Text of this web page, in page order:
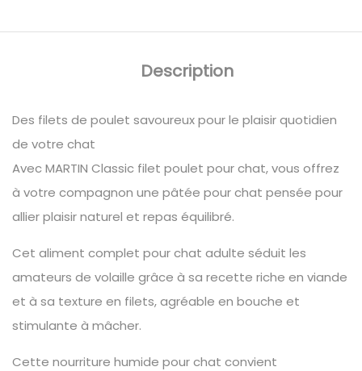
Description
Des filets de poulet savoureux pour le plaisir quotidien
de votre chat
Avec MARTIN Classic filet poulet pour chat, vous offrez
à votre compagnon une pâtée pour chat pensée pour
allier plaisir naturel et repas équilibré.
Cet aliment complet pour chat adulte séduit les
amateurs de volaille grâce à sa recette riche en viande
et à sa texture en filets, agréable en bouche et
stimulante à mâcher.
Cette nourriture humide pour chat convient